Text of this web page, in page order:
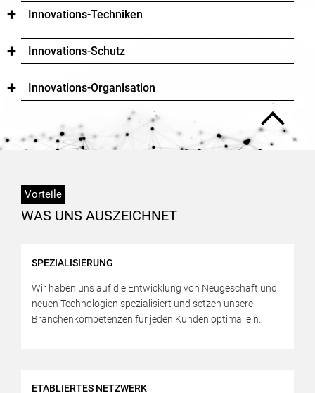
Innovations-Techniken
+
Innovations-Schutz
+
Innovations-Organisation
+
Vorteile
WAS UNS AUSZEICHNET
SPEZIALISIERUNG
Wir haben uns auf die Entwicklung von Neugeschäft und
neuen Technologien spezialisiert und setzen unsere
Branchenkompetenzen für jeden Kunden optimal ein.
ETABLIERTES NETZWERK